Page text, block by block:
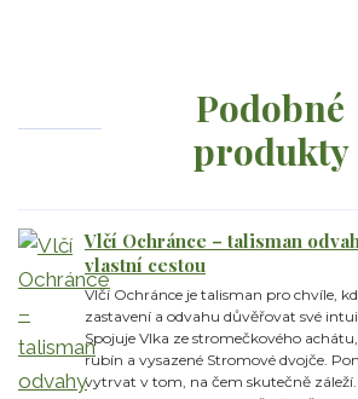
Podobné
produkty
Vlčí Ochránce – talisman
vlastní cestou
Vlčí Ochránce je talisman pro chvíle,
zastavení a odvahu důvěřovat své
Spojuje Vlka ze stromečkového
rubín a vysazené Stromové dvojče.
vytrvat v tom, na čem skutečně